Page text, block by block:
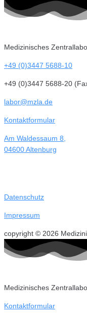
Medizinisches
+49 (0)3447 5688-10
+49 (0)3447 5688-20
labor@mzla.de
Kontaktformular
Am Waldessaum 8,
04600 Altenburg
Datenschutz
Impressum
copyright © 2026
Medizinisches
Kontaktformular